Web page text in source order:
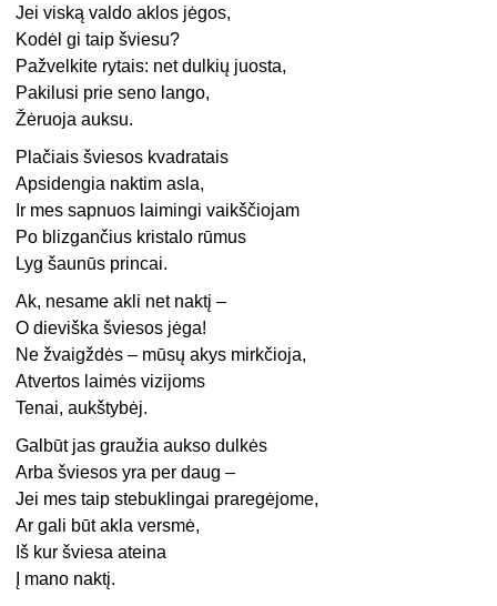
Jei viską valdo aklos jėgos,
Kodėl gi taip šviesu?
Pažvelkite rytais: net dulkių juosta,
Pakilusi prie seno lango,
Žėruoja auksu.
Plačiais šviesos kvadratais
Apsidengia naktim asla,
Ir mes sapnuos laimingi vaikščiojam
Po blizgančius kristalo rūmus
Lyg šaunūs princai.
Ak, nesame akli net naktį –
O dieviška šviesos jėga!
Ne žvaigždės – mūsų akys mirkčioja,
Atvertos laimės vizijoms
Tenai, aukštybėj.
Galbūt jas graužia aukso dulkės
Arba šviesos yra per daug –
Jei mes taip stebuklingai praregėjome,
Ar gali būt akla versmė,
Iš kur šviesa ateina
Į mano naktį.